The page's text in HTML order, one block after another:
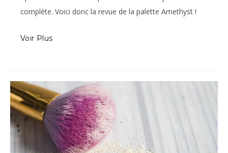
complète. Voici donc la revue de la palette Amethyst !
Voir Plus